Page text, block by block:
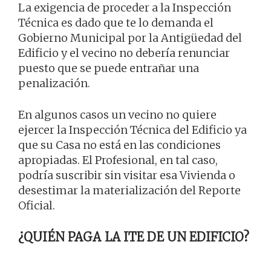
La exigencia de proceder a la Inspección
Técnica es dado que te lo demanda el
Gobierno Municipal por la Antigüedad del
Edificio y el vecino no debería renunciar
puesto que se puede entrañar una
penalización.
En algunos casos un vecino no quiere
ejercer la Inspección Técnica del Edificio ya
que su Casa no está en las condiciones
apropiadas. El Profesional, en tal caso,
podría suscribir sin visitar esa Vivienda o
desestimar la materialización del Reporte
Oficial.
¿QUIÉN PAGA LA ITE DE UN EDIFICIO?